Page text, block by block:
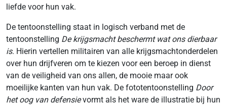
liefde voor hun vak.
De tentoonstelling staat in logisch verband met de
tentoonstelling De krijgsmacht beschermt wat ons dierbaar
is. Hierin vertellen militairen van alle krijgsmachtonderdelen
over hun drijfveren om te kiezen voor een beroep in dienst
van de veiligheid van ons allen, de mooie maar ook
moeilijke kanten van hun vak. De fototentoonstelling Door
het oog van defensievormt als het ware de illustratie bij hun